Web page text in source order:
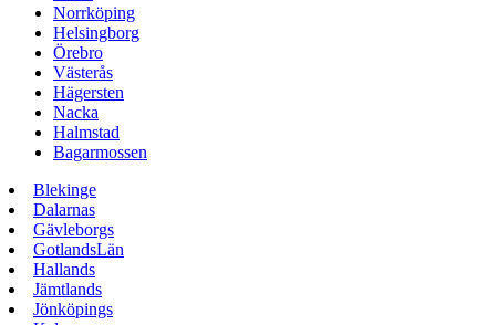
Norrköping
Helsingborg
Örebro
Västerås
Hägersten
Nacka
Halmstad
Bagarmossen
Blekinge
Dalarnas
Gävleborgs
GotlandsLän
Hallands
Jämtlands
Jönköpings